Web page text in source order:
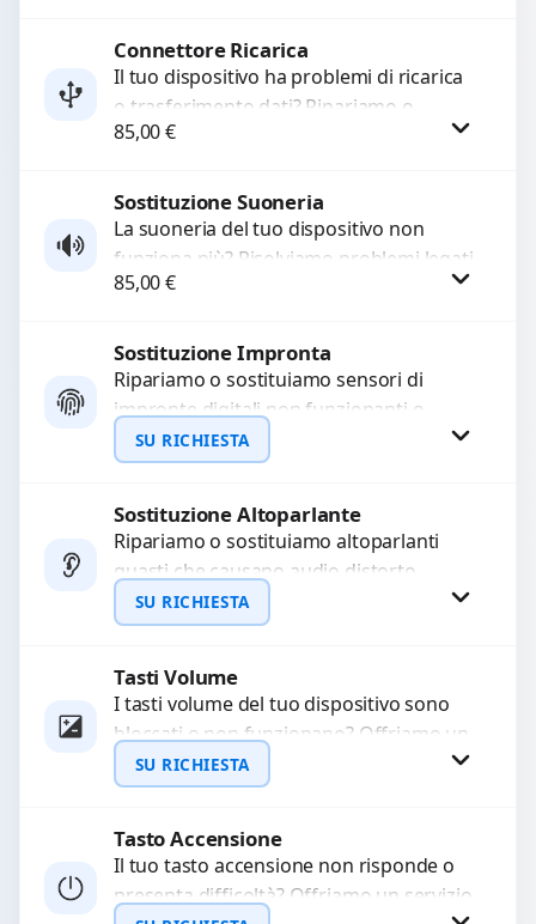
Procedi
Connettore Ricarica
Il tuo dispositivo ha problemi di ricarica
o trasferimento dati? Ripariamo o
sostituiamo connettori di ricarica guasti,
85,00€
Procedi
Sostituzione Suoneria
La suoneria del tuo dispositivo non
funziona più? Risolviamo problemi legati
a moduli audio difettosi con interventi
85,00€
Procedi
Sostituzione Impronta
Ripariamo o sostituiamo sensori di
impronte digitali non funzionanti o
difettosi, garantendo la massima
sicurezza e funzionalità. Utilizziamo
SU RICHIESTA
Richiedi Preventivo
WhatsApp
Sostituzione Altoparlante
Ripariamo o sostituiamo altoparlanti
guasti che causano audio distorto,
basso o assente. Utilizziamo ricambi di
alta qualità garantiti per 3...
SU RICHIESTA
Richiedi Preventivo
WhatsApp
Tasti Volume
I tasti volume del tuo dispositivo sono
bloccati o non funzionano? Offriamo un
servizio di riparazione o sostituzione
con ricambi...
SU RICHIESTA
Richiedi Preventivo
WhatsApp
Tasto Accensione
Il tuo tasto accensione non risponde o
presenta difficoltà? Offriamo un servizio